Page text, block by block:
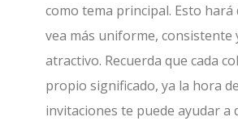
como tema principal. Esto hará
vea más uniforme, consistente
atractivo. Recuerda que cada
propio significado, ya la hora
invitaciones te puede ayudar a